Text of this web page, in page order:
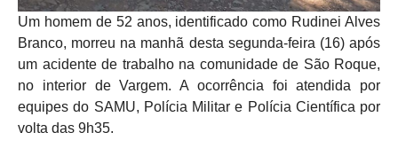
Um homem de 52 anos, identificado como Rudinei Alves
Branco, morreu na manhã desta segunda-feira (16) após
um acidente de trabalho na comunidade de São Roque,
no interior de Vargem. A ocorrência foi atendida por
equipes do SAMU, Polícia Militar e Polícia Científica por
volta das 9h35.